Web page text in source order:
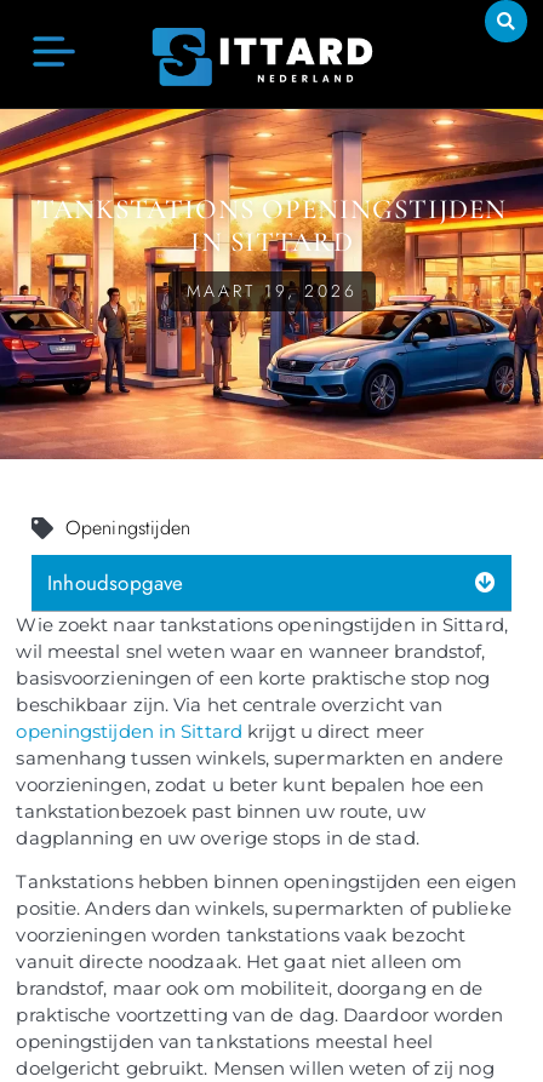
TANKSTATIONS OPENINGSTIJDEN
IN SITTARD
MAART 19, 2026
Wie zoekt naar tankstations openingstijden in Sittard,
wil meestal snel weten waar en wanneer brandstof,
basisvoorzieningen of een korte praktische stop nog
beschikbaar zijn. Via het centrale overzicht van
openingstijden in Sittard krijgt u direct meer
samenhang tussen winkels, supermarkten en andere
voorzieningen, zodat u beter kunt bepalen hoe een
tankstationbezoek past binnen uw route, uw
dagplanning en uw overige stops in de stad.
Tankstations hebben binnen openingstijden een eigen
positie. Anders dan winkels, supermarkten of publieke
voorzieningen worden tankstations vaak bezocht
vanuit directe noodzaak. Het gaat niet alleen om
brandstof, maar ook om mobiliteit, doorgang en de
praktische voortzetting van de dag. Daardoor worden
openingstijden van tankstations meestal heel
doelgericht gebruikt. Mensen willen weten of zij nog
Openingstijden
Inhoudsopgave